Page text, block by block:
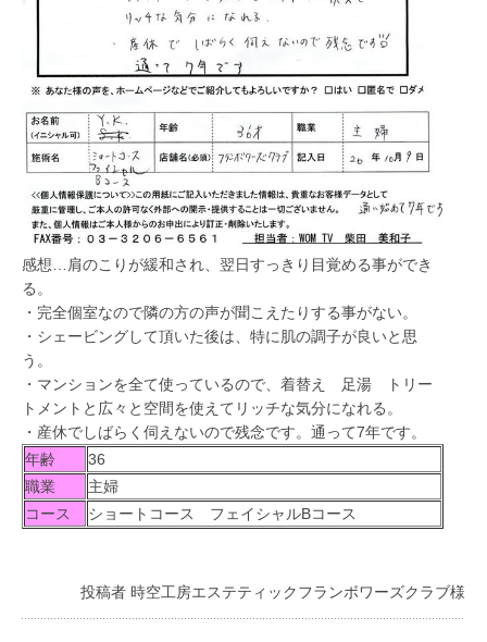
感想…肩のこりが緩和され、翌日すっきり目覚める事ができ
る。
・完全個室なので隣の方の声が聞こえたりする事がない。
・シェービングして頂いた後は、特に肌の調子が良いと思
う。
・マンションを全て使っているので、着替え 足湯 トリー
トメントと広々と空間を使えてリッチな気分になれる。
・産休でしばらく伺えないので残念です。通って7年です。
年齢
36
職業
主婦
コース
ショートコース フェイシャルBコース
投稿者 時空工房エステティックフランボワーズクラブ様